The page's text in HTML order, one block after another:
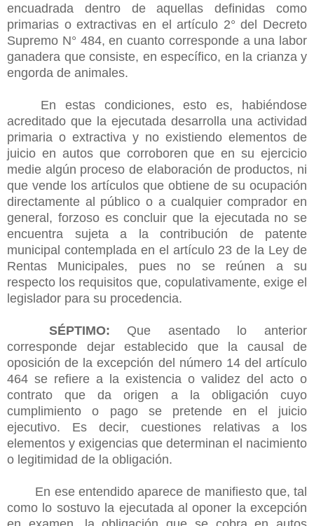
encuadrada dentro de aquellas definidas como
primarias o extractivas en el artículo 2° del Decreto
Supremo N° 484, en cuanto corresponde a una labor
ganadera que consiste, en específico, en la crianza y
engorda de animales.
En estas condiciones, esto es, habiéndose
acreditado que la ejecutada desarrolla una actividad
primaria o extractiva y no existiendo elementos de
juicio en autos que corroboren que en su ejercicio
medie algún proceso de elaboración de productos, ni
que vende los artículos que obtiene de su ocupación
directamente al público o a cualquier comprador en
general, forzoso es concluir que la ejecutada no se
encuentra sujeta a la contribución de patente
municipal contemplada en el artículo 23 de la Ley de
Rentas Municipales, pues no se reúnen a su
respecto los requisitos que, copulativamente, exige el
legislador para su procedencia.
SÉPTIMO: Que asentado lo anterior
corresponde dejar establecido que la causal de
oposición de la excepción del número 14 del artículo
464 se refiere a la existencia o validez del acto o
contrato que da origen a la obligación cuyo
cumplimiento o pago se pretende en el juicio
ejecutivo. Es decir, cuestiones relativas a los
elementos y exigencias que determinan el nacimiento
o legitimidad de la obligación.
En ese entendido aparece de manifiesto que, tal
como lo sostuvo la ejecutada al oponer la excepción